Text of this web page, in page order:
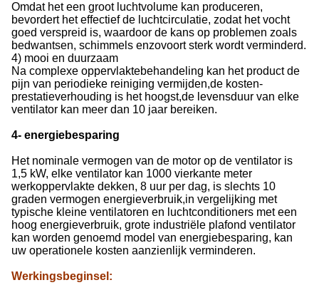
Omdat het een groot luchtvolume kan produceren,
bevordert het effectief de luchtcirculatie, zodat het vocht
goed verspreid is, waardoor de kans op problemen zoals
bedwantsen, schimmels enzovoort sterk wordt verminderd.
4) mooi en duurzaam
Na complexe oppervlaktebehandeling kan het product de
pijn van periodieke reiniging vermijden,de kosten-
prestatieverhouding is het hoogst,de levensduur van elke
ventilator kan meer dan 10 jaar bereiken.
4- energiebesparing
Het nominale vermogen van de motor op de ventilator is
1,5 kW, elke ventilator kan 1000 vierkante meter
werkoppervlakte dekken, 8 uur per dag, is slechts 10
graden vermogen energieverbruik,in vergelijking met
typische kleine ventilatoren en luchtconditioners met een
hoog energieverbruik, grote industriële plafond ventilator
kan worden genoemd model van energiebesparing, kan
uw operationele kosten aanzienlijk verminderen.
Werkingsbeginsel :